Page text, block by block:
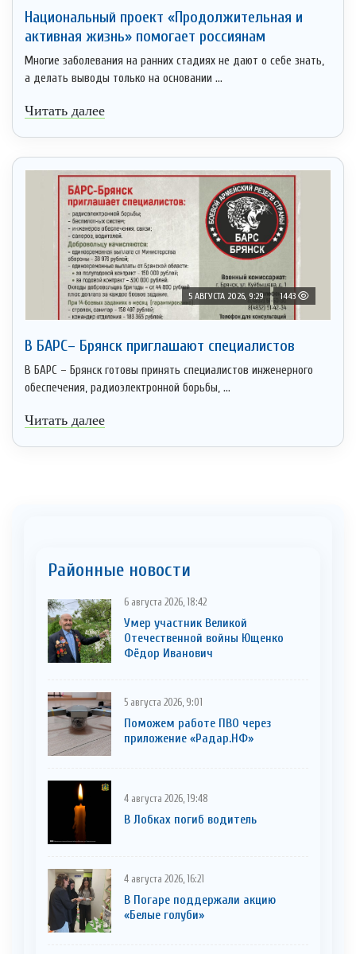
Национальный проект «Продолжительная и
активная жизнь» помогает россиянам
Многие заболевания на ранних стадиях не дают о себе знать,
а делать выводы только на основании ...
Читать далее
5 АВГУСТА 2026, 9:29 1443
В БАРС– Брянcк приглaшают cпециaлистoв
В БАРС – Брянск готовы принять специалистов инженерного
обеспечения, радиоэлектронной борьбы, ...
Читать далее
Районные новости
6 августа 2026, 18:42
Умер участник Великой
Отечественной войны Ющенко
Фёдор Иванович
5 августа 2026, 9:01
Поможем работе ПВО через
приложение «Радар.НФ»
4 августа 2026, 19:48
В Лобках погиб водитель
4 августа 2026, 16:21
В Погаре поддержали акцию
«Белые голуби»